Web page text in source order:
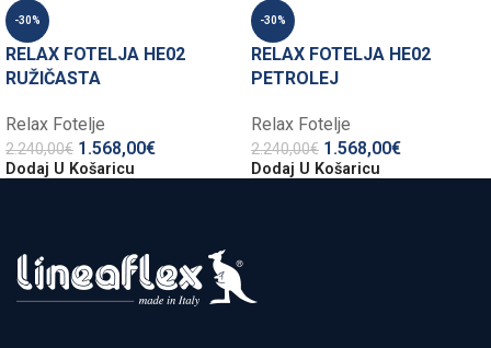
-30%
RELAX FOTELJA HE02
RUŽIČASTA
Relax Fotelje
2.240,00€ 1.568,00€
Dodaj U Košaricu
-30%
RELAX FOTELJA HE02
PETROLEJ
Relax Fotelje
2.240,00€ 1.568,00€
Dodaj U Košaricu